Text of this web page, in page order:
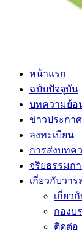
หน้าแรก
ฉบับปัจจุบัน
บทความย้อ
ข่าวประกาศ
ลงทะเบียน
การส่งบทค
จริยธรรมก
เกี่ยวกับวาร
เกี่ยว
กองบ
ติดต่อ